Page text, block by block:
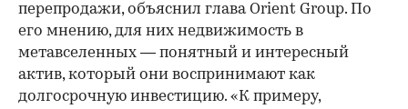
перепродажи, объяснил глава Orient Group. По
его мнению, для них недвижимость в
метавселенных — понятный и интересный
актив, который они воспринимают как
долгосрочную инвестицию. «К примеру,